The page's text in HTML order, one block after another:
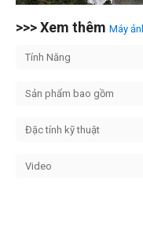
>>> Xem thêm Máy
Tính Năng
Sản phẩm bao gồm
Đặc tính kỹ thuật
Video